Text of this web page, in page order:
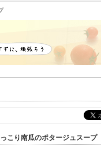
こり南瓜のポタージュスープ